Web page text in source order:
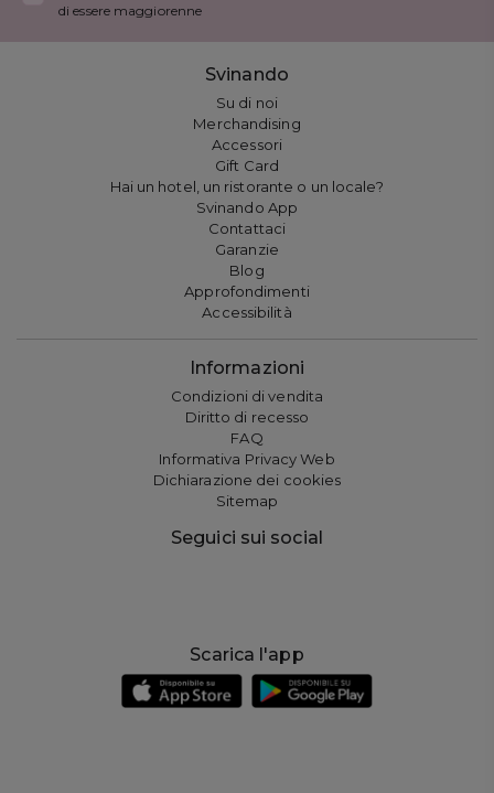
di essere maggiorenne
Svinando
Su di noi
Merchandising
Accessori
Gift Card
Hai un hotel, un ristorante o un locale?
Svinando App
Contattaci
Garanzie
Blog
Approfondimenti
Accessibilità
Informazioni
Condizioni di vendita
Diritto di recesso
FAQ
Informativa Privacy Web
Dichiarazione dei cookies
Sitemap
Seguici sui social
Scarica l'app